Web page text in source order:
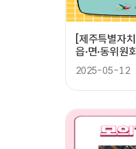
[제주특별자치도] 제21대
읍·면·동위원
표관리관 교육
2025-05-12